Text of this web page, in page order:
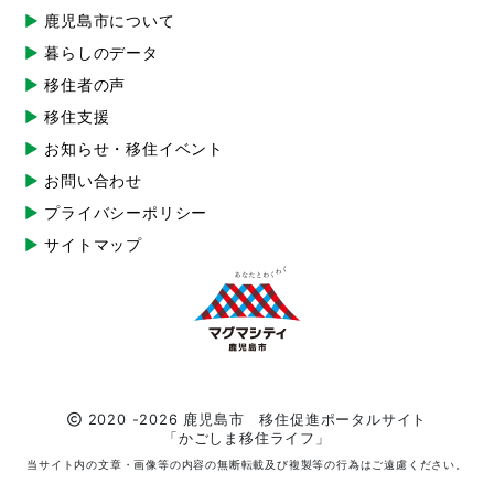
鹿児島市について
暮らしのデータ
移住者の声
移住支援
お知らせ・移住イベント
お問い合わせ
プライバシーポリシー
サイトマップ
2020 -2026 鹿児島市 移住促進ポータルサイト
「かごしま移住ライフ」
当サイト内の文章・画像等の内容の無断転載及び複製等の行為はご遠慮ください。